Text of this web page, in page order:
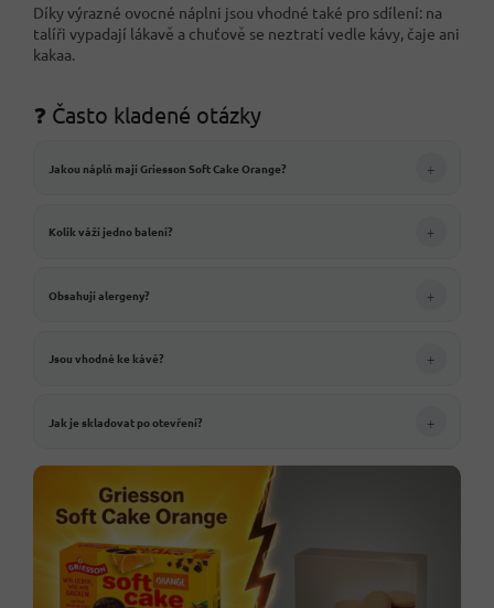
Díky výrazné ovocné náplni jsou vhodné také pro sdílení: na
talíři vypadají lákavě a chuťově se neztratí vedle kávy, čaje ani
kakaa.
❓ Často kladené otázky
Jakou náplň mají Griesson Soft Cake Orange? +
Kolik váží jedno balení? +
Obsahují alergeny? +
Jsou vhodné ke kávě? +
Jak je skladovat po otevření? +